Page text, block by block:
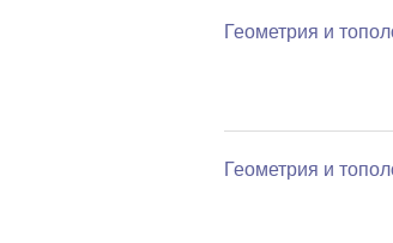
Геометрия и
Геометрия и